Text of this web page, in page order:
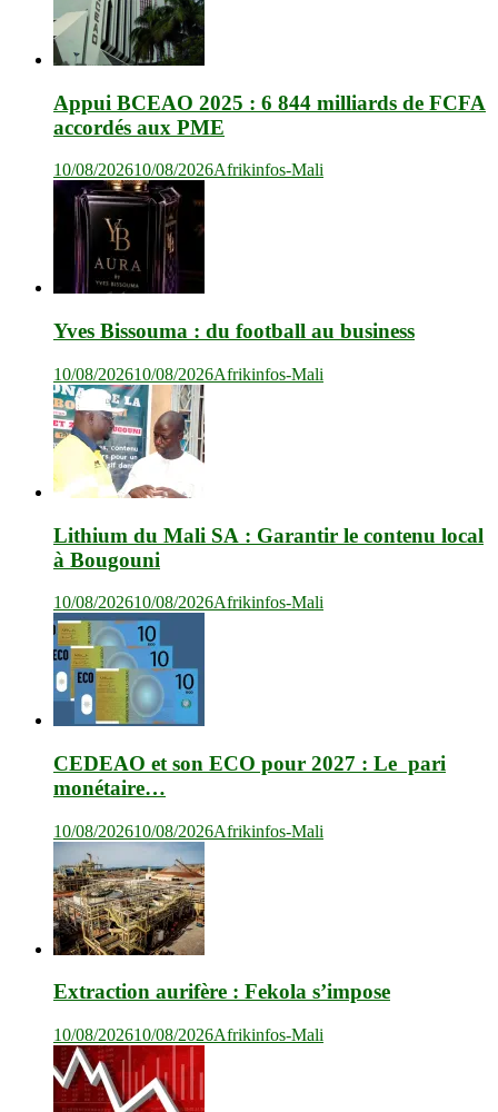
Appui BCEAO 2025 : 6 844 milliards de FCFA
accordés aux PME
10/08/202610/08/2026Afrikinfos-Mali
Yves Bissouma : du football au business
10/08/202610/08/2026Afrikinfos-Mali
Lithium du Mali SA : Garantir le contenu local
à Bougouni
10/08/202610/08/2026Afrikinfos-Mali
CEDEAO et son ECO pour 2027 : Le pari
monétaire…
10/08/202610/08/2026Afrikinfos-Mali
Extraction aurifère : Fekola s’impose
10/08/202610/08/2026Afrikinfos-Mali